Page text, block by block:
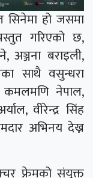
सिनेमा हो जसमा
गरिएको छ,
अञ्जना बराइली,
साथै वसुन्धरा
कमलमणि नेपाल,
वीरेन्द्र सिंह
अभिनय देख्न
फ्रेमको संयुक्त